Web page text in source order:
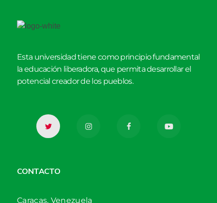
Esta universidad tiene como principio fundamental
la educación liberadora, que permita desarrollar el
potencial creador de los pueblos.
CONTACTO
Caracas, Venezuela